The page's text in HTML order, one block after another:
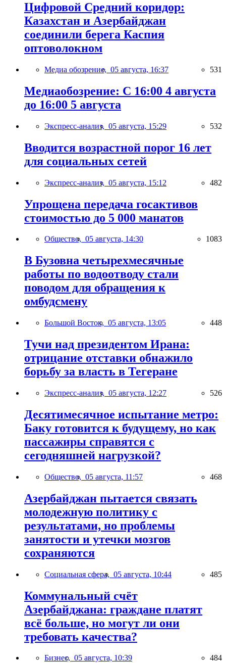
Цифровой Средний коридор:
Казахстан и Азербайджан
соединили берега Каспия
оптоволокном
Медиа обозрение, 05 августа, 16:37 531
Медиаобозрение: С 16:00 4 августа
до 16:00 5 августа
Экспресс-анализ, 05 августа, 15:29 532
Вводится возрастной порог 16 лет
для социальных сетей
Экспресс-анализ, 05 августа, 15:12 482
Упрощена передача госактивов
стоимостью до 5 000 манатов
Общество, 05 августа, 14:30 1083
В Бузовна четырехмесячные
работы по водоотводу стали
поводом для обращения к
омбудсмену
Большой Восток, 05 августа, 13:05 448
Тучи над президентом Ирана:
отрицание отставки обнажило
борьбу за власть в Тегеране
Экспресс-анализ, 05 августа, 12:27 526
Десятимесячное испытание метро:
Баку готовится к будущему, но как
пассажиры справятся с
сегодняшней нагрузкой?
Общество, 05 августа, 11:57 468
Азербайджан пытается связать
молодежную политику с
результатами, но проблемы
занятости и утечки мозгов
сохраняются
Социальная сфера, 05 августа, 10:44 485
Коммунальный счёт
Азербайджана: граждане платят
всё больше, но могут ли они
требовать качества?
Бизнес, 05 августа, 10:39 484